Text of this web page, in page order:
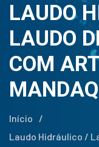
LAUDO
LAUDO
COM
Início
/
Laudo Hidráulico /